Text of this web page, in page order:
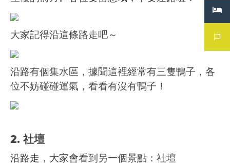
大家記得沿這條路走吧～
沿路有個集水區，據聞這裡經常有三隻鴨子，各
位不妨碰碰運氣，看看有沒有鴨子！
2. 社壇
沿路走，大家會看到另一個景點：社壇